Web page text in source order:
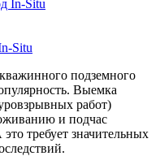
Situ
подземного
Выемка
работ)
и подчас
требует значительных